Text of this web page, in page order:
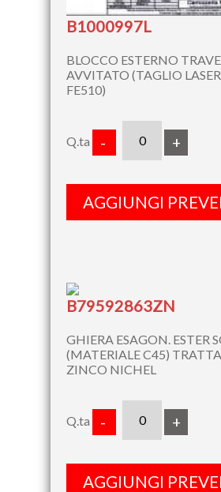
B1000997L
BLOCCO ESTERNO
AVVITATO (TAGLIO
FE510)
Q.ta - +
AGGIUNGI
B79592863ZN
GHIERA ESAGON. ESTER
(MATERIALE C45)
ZINCO NICHEL
Q.ta - +
AGGIUNGI